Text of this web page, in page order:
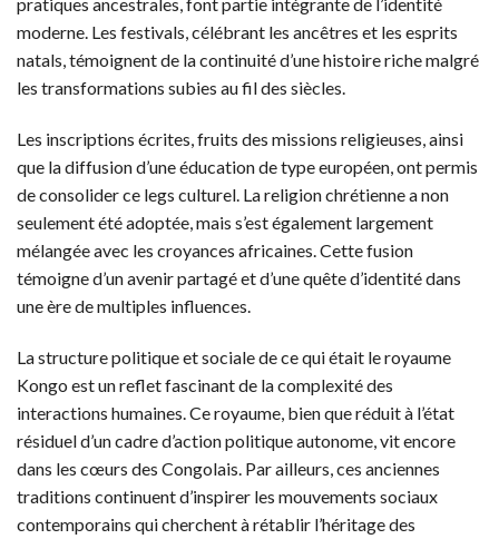
moderne. Les festivals, célébrant les ancêtres et les esprits
natals, témoignent de la continuité d’une histoire riche malgré
les transformations subies au fil des siècles.
Les inscriptions écrites, fruits des missions religieuses, ainsi
que la diffusion d’une éducation de type européen, ont permis
de consolider ce legs culturel. La religion chrétienne a non
seulement été adoptée, mais s’est également largement
mélangée avec les croyances africaines. Cette fusion
témoigne d’un avenir partagé et d’une quête d’identité dans
une ère de multiples influences.
La structure politique et sociale de ce qui était le royaume
Kongo est un reflet fascinant de la complexité des
interactions humaines. Ce royaume, bien que réduit à l’état
résiduel d’un cadre d’action politique autonome, vit encore
dans les cœurs des Congolais. Par ailleurs, ces anciennes
traditions continuent d’inspirer les mouvements sociaux
contemporains qui cherchent à rétablir l’héritage des